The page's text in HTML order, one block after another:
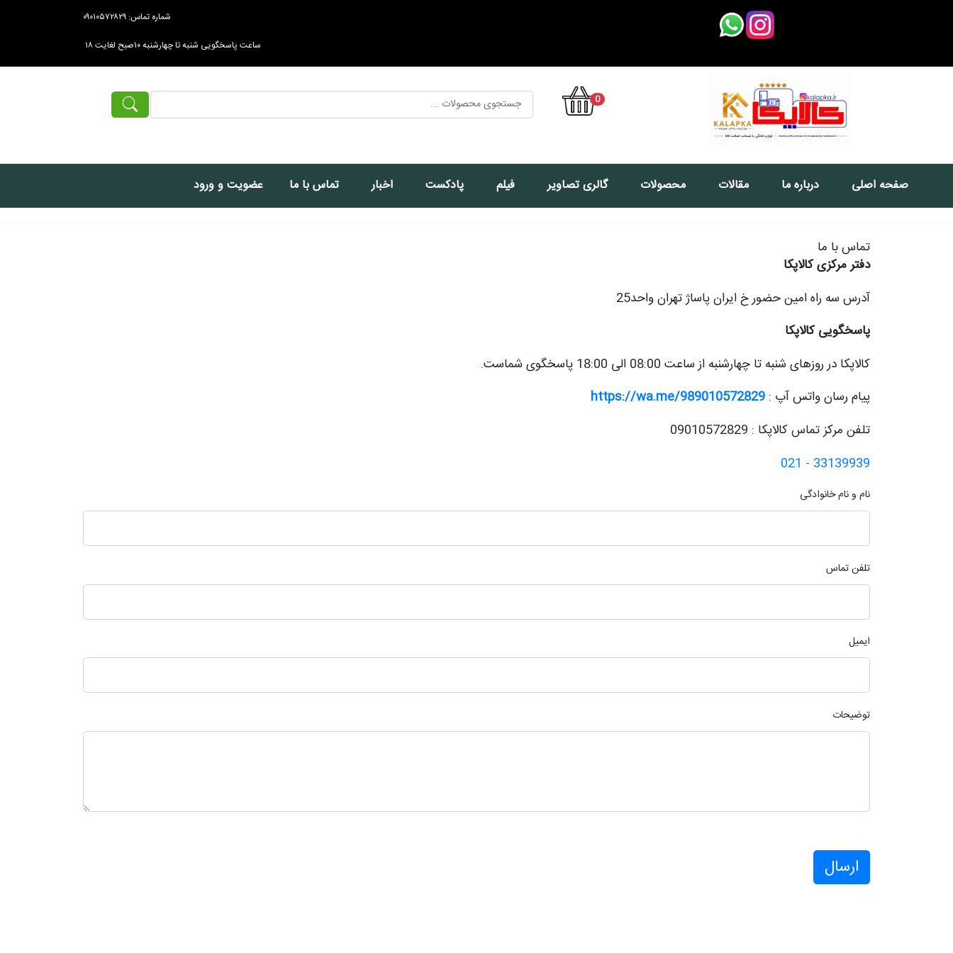
شماره تماس: ۰۹۰۱۰۵۷۲۸۲۹
ساعت پاسخگویی شنبه تا چهارشنبه ۱۰صبح لغایت ۱۸
0
صفحه اصلی درباره ما مقالات محصولات گالری تصاویر فیلم پادکست اخبار تماس با ما عضویت و ورود
تماس با ما
دفتر مرکزی کالاپکا
آدرس سه راه امین حضور خ ایران پاساژ تهران واحد25
پاسخگویی کالاپکا
کالاپکا در روزهای شنبه تا چهارشنبه از ساعت 08:00 الی 18:00 پاسخگوی شماست.
پیام رسان واتس آپ : https://wa.me/989010572829
تلفن مرکز تماس کالاپکا : 09010572829
33139939 - 021
نام و نام خانوادگی
تلفن تماس
ایمیل
توضیحات
ارسال